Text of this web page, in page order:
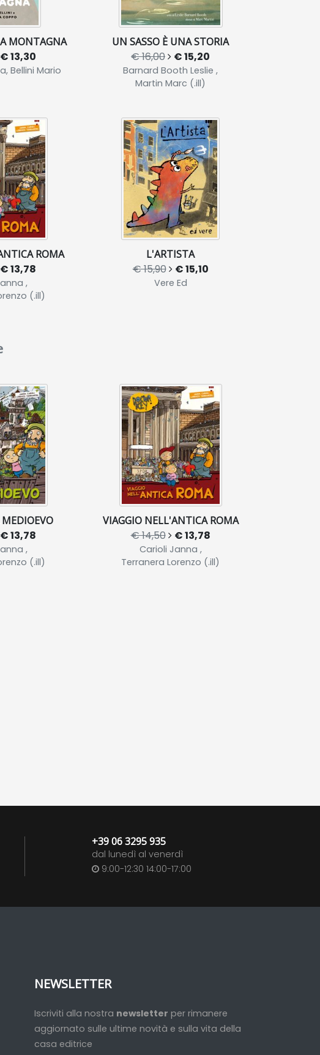
MONTAGNA
€ 13,30
Bellini Mario
UN SASSO È UNA STORIA
€ 16,00 € 15,20
Barnard Booth Leslie ,
Martin Marc (.ill)
ROMA
€ 13,78
,
(.ill)
L'ARTISTA
€ 15,90 € 15,10
Vere Ed
€ 13,78
,
(.ill)
VIAGGIO NELL'ANTICA ROMA
€ 14,50 € 13,78
Carioli Janna ,
Terranera Lorenzo (.ill)
+39 06 3295 935
dal lunedì al venerdì
9:00-12:30 14:00-17:00
NEWSLETTER
Iscriviti alla nostra newsletter per rimanere
aggiornato sulle ultime novità e sulla vita della
casa editrice